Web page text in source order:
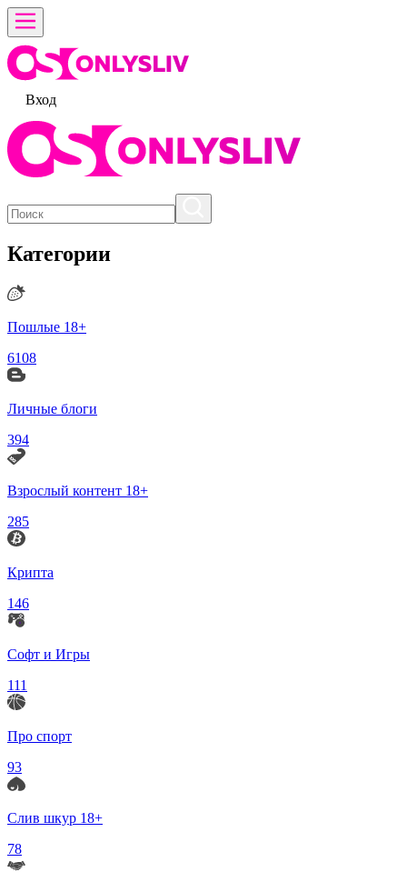
Вход
Категории
Пошлые 18+
6108
Личные блоги
394
Взрослый контент 18+
285
Крипта
146
Софт и Игры
111
Про спорт
93
Слив шкур 18+
78